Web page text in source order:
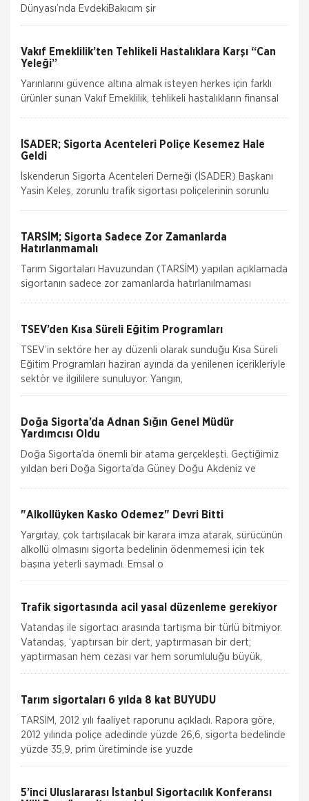
Dünyası’nda EvdekiBakıcım şir
Vakıf Emeklilik’ten Tehlikeli Hastalıklara Karşı “Can
Yeleği”
Yarınlarını güvence altına almak isteyen herkes için farklı
ürünler sunan Vakıf Emeklilik, tehlikeli hastalıkların finansal
İSADER; Sigorta Acenteleri Poliçe Kesemez Hale
Geldi
İskenderun Sigorta Acenteleri Derneği (İSADER) Başkanı
Yasin Keleş, zorunlu trafik sigortası poliçelerinin sorunlu
TARSİM; Sigorta Sadece Zor Zamanlarda
Hatırlanmamalı
Tarım Sigortaları Havuzundan (TARSİM) yapılan açıklamada
sigortanın sadece zor zamanlarda hatırlanılmaması
TSEV’den Kısa Süreli Eğitim Programları
TSEV’in sektöre her ay düzenli olarak sunduğu Kısa Süreli
Eğitim Programları haziran ayında da yenilenen içerikleriyle
sektör ve ilgililere sunuluyor. Yangın,
Doğa Sigorta’da Adnan Sığın Genel Müdür
Yardımcısı Oldu
Doğa Sigorta’da önemli bir atama gerçekleşti. Geçtiğimiz
yıldan beri Doğa Sigorta’da Güney Doğu Akdeniz ve
"Alkollüyken Kasko Ödemez" Devri Bitti
Yargıtay, çok tartışılacak bir karara imza atarak, sürücünün
alkollü olmasını sigorta bedelinin ödenmemesi için tek
başına yeterli saymadı. Emsal o
Trafik sigortasında acil yasal düzenleme gerekiyor
Vatandaş ile sigortacı arasında tartışma bir türlü bitmiyor.
Vatandaş, ‘yaptırsan bir dert, yaptırmasan bir dert;
yaptırmasan hem cezası var hem sorumluluğu büyük,
Tarım sigortaları 6 yılda 8 kat BÜYÜDÜ
TARSİM, 2012 yılı faaliyet raporunu açıkladı. Rapora göre,
2012 yılında poliçe adedinde yüzde 26,6, sigorta bedelinde
yüzde 35,9, prim üretiminde ise yuzde
5’inci Uluslararası İstanbul Sigortacılık Konferansı